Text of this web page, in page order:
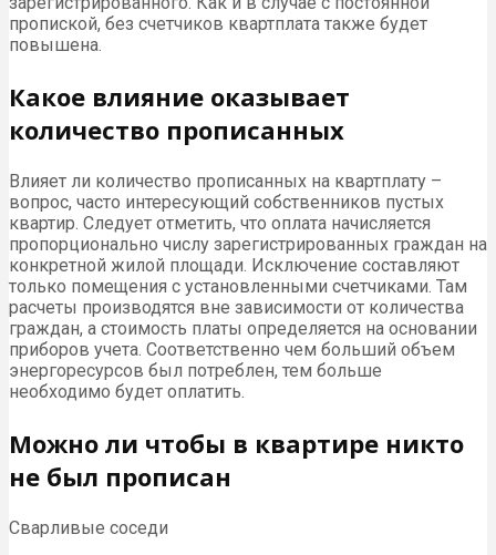
пропиской, без счетчиков квартплата также будет
повышена.
Какое влияние оказывает
количество прописанных
Влияет ли количество прописанных на квартплату –
вопрос, часто интересующий собственников пустых
квартир. Следует отметить, что оплата начисляется
пропорционально числу зарегистрированных граждан на
конкретной жилой площади. Исключение составляют
только помещения с установленными счетчиками. Там
расчеты производятся вне зависимости от количества
граждан, а стоимость платы определяется на основании
приборов учета. Соответственно чем больший объем
энергоресурсов был потреблен, тем больше
необходимо будет оплатить.
Можно ли чтобы в квартире никто
не был прописан
Сварливые соседи